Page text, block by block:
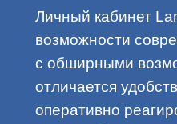
Личный кабинет
возможности
с обширными
отличается
оперативно